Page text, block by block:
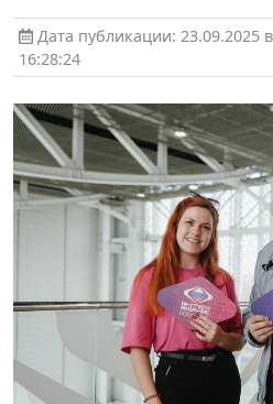
Дата публикации: 23.09.2025 в
16:28:24